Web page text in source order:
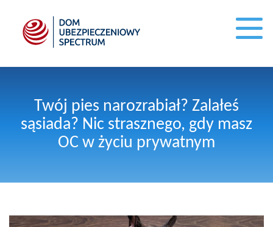
Twój pies narozrabiał? Zalałeś
sąsiada? Nic strasznego, gdy masz
OC w życiu prywatnym